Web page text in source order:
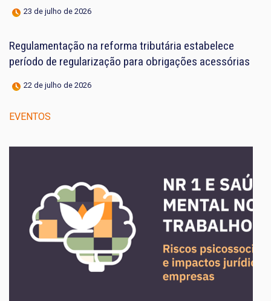
23 de julho de 2026
Regulamentação na reforma tributária estabelece
período de regularização para obrigações acessórias
22 de julho de 2026
EVENTOS